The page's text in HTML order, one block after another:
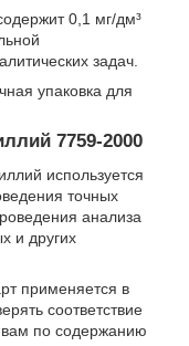
0,1 мг/дм³
задач.
упаковка для
7759-2000
используется
точных
анализа
и других
применяется в
соответствие
по содержанию